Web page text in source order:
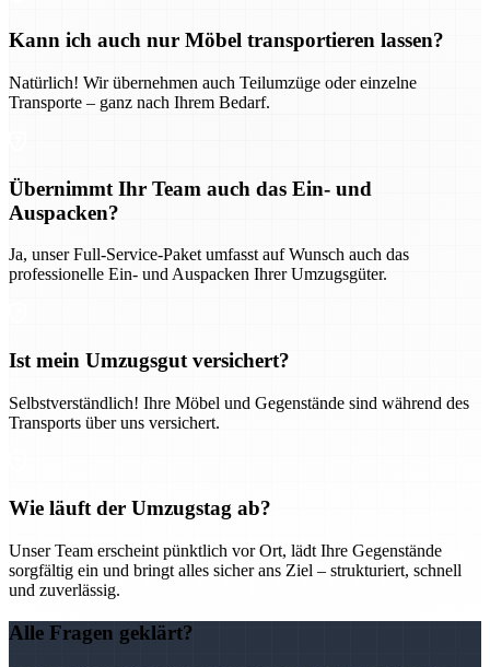
Kann ich auch nur Möbel transportieren lassen?
Natürlich! Wir übernehmen auch Teilumzüge oder einzelne
Transporte – ganz nach Ihrem Bedarf.
Übernimmt Ihr Team auch das Ein- und
Auspacken?
Ja, unser Full-Service-Paket umfasst auf Wunsch auch das
professionelle Ein- und Auspacken Ihrer Umzugsgüter.
Ist mein Umzugsgut versichert?
Selbstverständlich! Ihre Möbel und Gegenstände sind während des
Transports über uns versichert.
Wie läuft der Umzugstag ab?
Unser Team erscheint pünktlich vor Ort, lädt Ihre Gegenstände
sorgfältig ein und bringt alles sicher ans Ziel – strukturiert, schnell
und zuverlässig.
Alle Fragen geklärt?